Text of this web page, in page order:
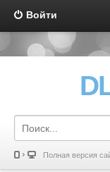
Войти
Полная версия